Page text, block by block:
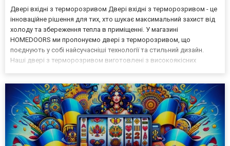
Двері вхідні з терморозривом Двері вхідні з терморозривом - це
інноваційне рішення для тих, хто шукає максимальний захист від
холоду та збереження тепла в приміщенні. У магазині
HOMEDOORS ми пропонуємо двері з терморозривом, що
поєднують у собі найсучасніші технології та стильний дизайн.
Наші двері з терморозривом виготовлені з високоякісних